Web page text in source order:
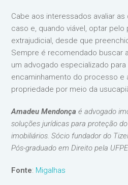
Cabe aos interessados avaliar
caso e, quando viável, optar
extrajudicial, desde que
Sempre é recomendado buscar
um advogado especializado
encaminhamento do processo e
propriedade por meio da
Amadeu Mendonça é advogado
soluções jurídicas para proteção
imobiliários. Sócio fundador do
Pós-graduado em Direito pela
Fonte: Migalhas